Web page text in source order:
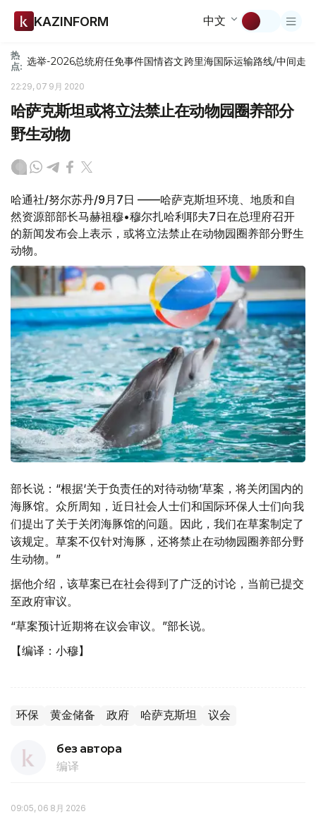
KAZINFORM 中文
热
点: 选举-2026总统府任免事件国情咨文跨里海国际运输路线/中间走廊
22:29, 07 9月 2020
哈萨克斯坦或将立法禁止在动物园圈养部分
野生动物
哈通社/努尔苏丹/9月7日 ——哈萨克斯坦环境、地质和自
然资源部部长马赫祖穆•穆尔扎哈利耶夫7日在总理府召开
的新闻发布会上表示，或将立法禁止在动物园圈养部分野生
动物。
部长说：“根据‘关于负责任的对待动物’草案，将关闭国内的
海豚馆。众所周知，近日社会人士们和国际环保人士们向我
们提出了关于关闭海豚馆的问题。因此，我们在草案制定了
该规定。草案不仅针对海豚，还将禁止在动物园圈养部分野
生动物。”
据他介绍，该草案已在社会得到了广泛的讨论，当前已提交
至政府审议。
“草案预计近期将在议会审议。”部长说。
【编译：小穆】
环保 黄金储备 政府 哈萨克斯坦 议会
без автора
编译
09:05, 06 8月 2026